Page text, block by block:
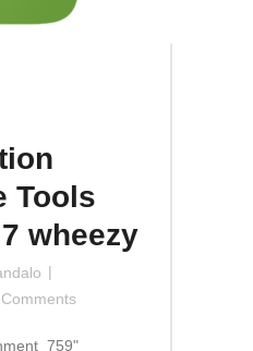
Tools
wheezy
Comments